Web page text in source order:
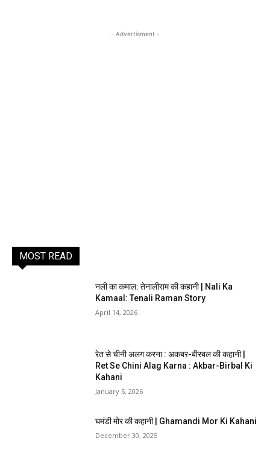
- Advertisment -
MOST READ
नली का कमाल: तेनालीराम की कहानी | Nali Ka
Kamaal: Tenali Raman Story
April 14, 2026
रेत से चीनी अलग करना : अकबर-बीरबल की कहानी |
Ret Se Chini Alag Karna : Akbar-Birbal Ki
Kahani
January 5, 2026
घमंडी मोर की कहानी | Ghamandi Mor Ki Kahani
December 30, 2025